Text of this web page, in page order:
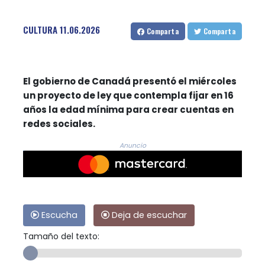
CULTURA11.06.2026 Comparta Comparta
El gobierno de Canadá presentó el miércoles
un proyecto de ley que contempla fijar en 16
años la edad mínima para crear cuentas en
redes sociales.
Anuncio
Escucha
Deja de escuchar
Tamaño del texto: